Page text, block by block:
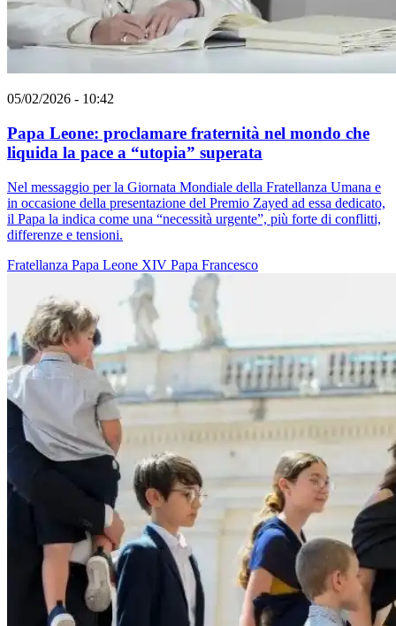
05/02/2026 - 10:42
Papa Leone: proclamare fraternità nel mondo che
liquida la pace a “utopia” superata
Nel messaggio per la Giornata Mondiale della Fratellanza Umana e
in occasione della presentazione del Premio Zayed ad essa dedicato,
il Papa la indica come una “necessità urgente”, più forte di conflitti,
differenze e tensioni.
Fratellanza Papa Leone XIV Papa Francesco